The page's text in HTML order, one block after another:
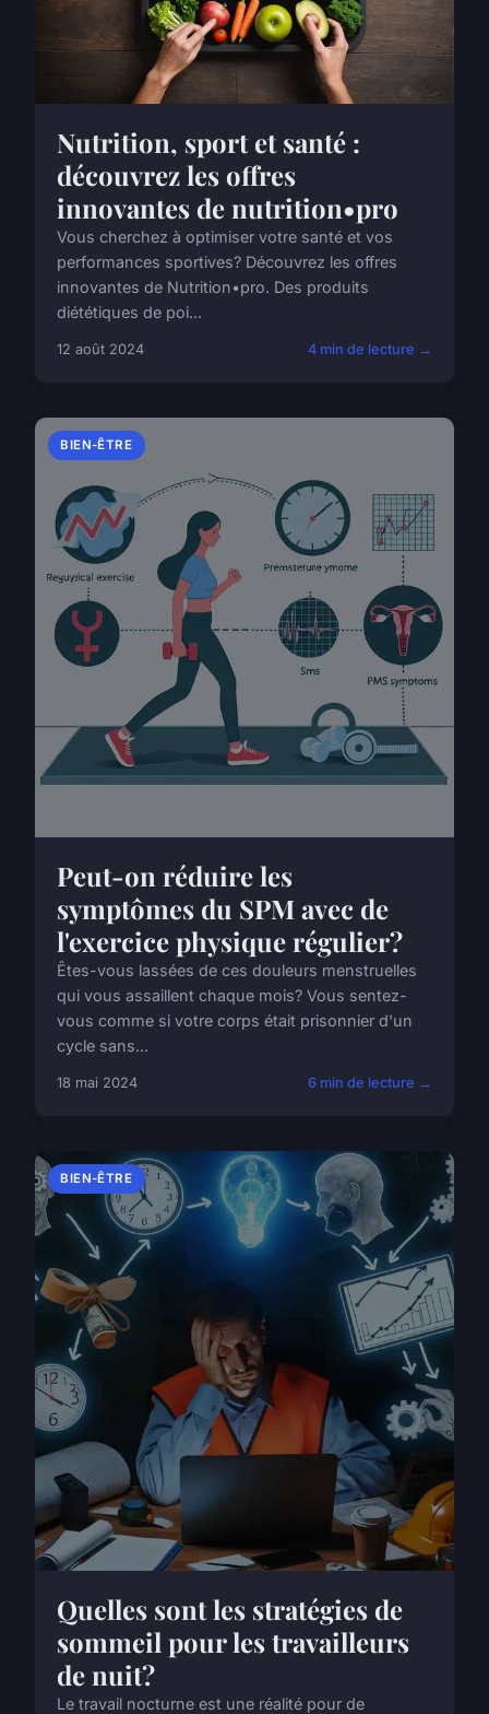
Nutrition, sport et santé :
découvrez les offres
innovantes de nutrition•pro
Vous cherchez à optimiser votre santé et vos
performances sportives? Découvrez les offres
innovantes de Nutrition•pro. Des produits
diététiques de poi...
12 août 2024 4 min de lecture →
BIEN-ÊTRE
Peut-on réduire les
symptômes du SPM avec de
l'exercice physique régulier?
Êtes-vous lassées de ces douleurs menstruelles
qui vous assaillent chaque mois? Vous sentez-
vous comme si votre corps était prisonnier d'un
cycle sans...
18 mai 2024 6 min de lecture →
BIEN-ÊTRE
Quelles sont les stratégies de
sommeil pour les travailleurs
de nuit?
Le travail nocturne est une réalité pour de